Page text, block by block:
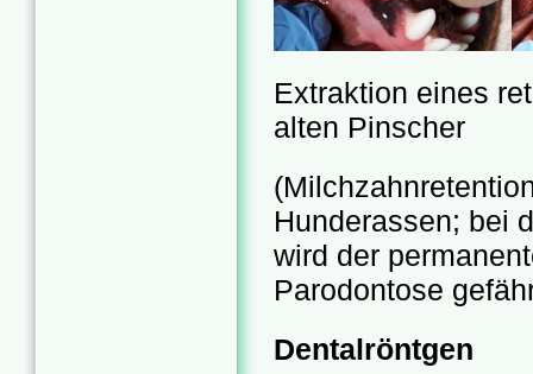
Extraktion eines
alten Pinscher
Hunderassen; bei
wird der
Parodontose
Dentalröntgen